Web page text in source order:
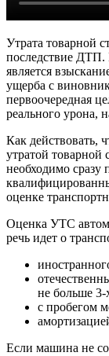
Утрата товарной
последствие ДТП.
является
ущерба с
первоочередная
реального урона,
Как действовать,
утратой товарной
необходимо сразу
оценке
Оценка УТС
речь идет о
не больше 3-
с пробегом
Если машина не